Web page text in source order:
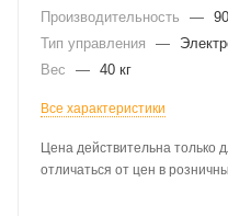
Производительность
—
Тип управления
—
Вес
— 40 кг
Все характеристики
Цена действительна только
отличаться от цен в